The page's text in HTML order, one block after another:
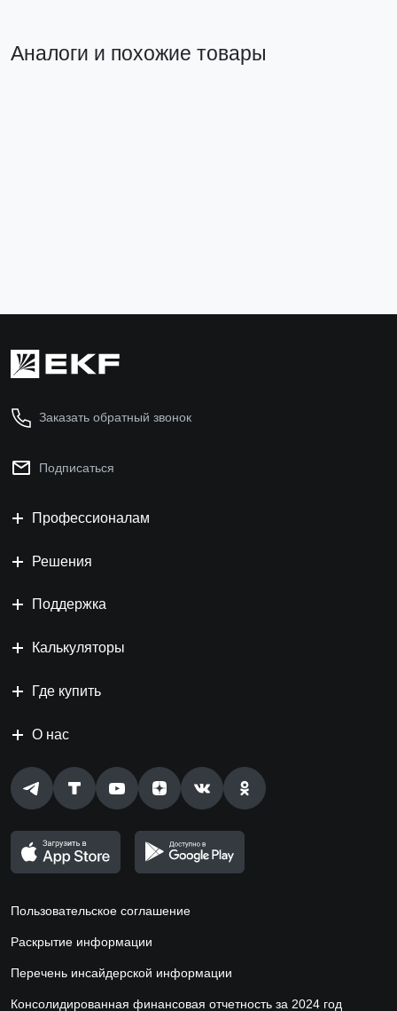
Аналоги и похожие товары
Заказать обратный звонок
Подписаться
Профессионалам
Решения
Поддержка
Калькуляторы
Где купить
О нас
Пользовательское соглашение
Раскрытие информации
Перечень инсайдерской информации
Консолидированная финансовая отчетность за 2024 год